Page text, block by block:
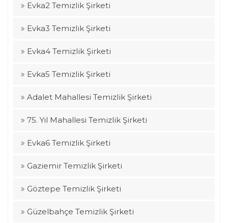
Evka2 Temizlik Şirketi
Evka3 Temizlik Şirketi
Evka4 Temizlik Şirketi
Evka5 Temizlik Şirketi
Adalet Mahallesi Temizlik Şirketi
75. Yıl Mahallesi Temizlik Şirketi
Evka6 Temizlik Şirketi
Gaziemir Temizlik Şirketi
Göztepe Temizlik Şirketi
Güzelbahçe Temizlik Şirketi